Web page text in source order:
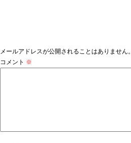
メールアドレスが公開されることはありません。
コメント ※